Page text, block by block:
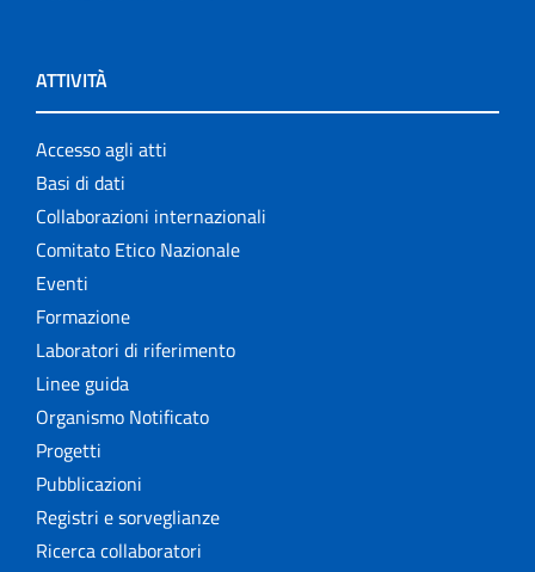
ATTIVITÀ
Accesso agli atti
Basi di dati
Collaborazioni internazionali
Comitato Etico Nazionale
Eventi
Formazione
Laboratori di riferimento
Linee guida
Organismo Notificato
Progetti
Pubblicazioni
Registri e sorveglianze
Ricerca collaboratori